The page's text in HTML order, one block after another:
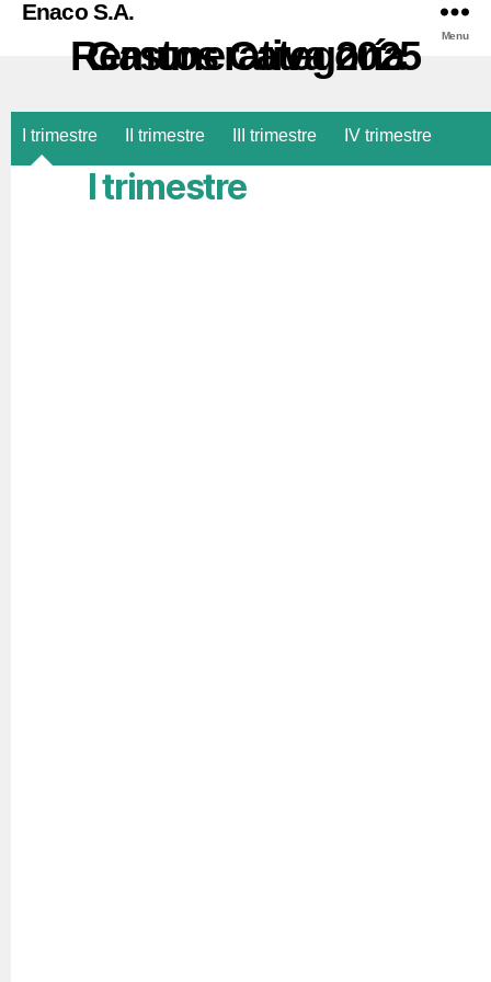
Enaco S.A.
Menu
Gastos Categoría Remunerativa 2025
I trimestre II trimestre III trimestre IV trimestre
I trimestre